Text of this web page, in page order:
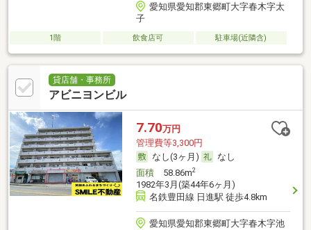
愛知県愛知郡東郷町大字春木字太
子
1階 飲食店可 駐車場(近隣含)
貸店舗・事務所
アビニヨンビル
7.70万円
管理費等3,300円
なし(3ヶ月)
なし
面積58.86m2
1982年3月(築44年6ヶ月)
名鉄豊田線 日進駅 徒歩4.8km
愛知県愛知郡東郷町大字春木字池